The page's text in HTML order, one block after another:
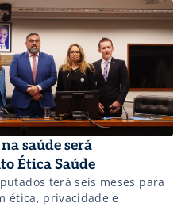
saúde será
Ética Saúde
terá seis meses para
ética, privacidade e